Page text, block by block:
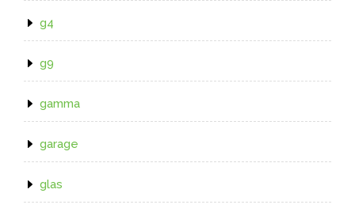
g4
g9
gamma
garage
glas